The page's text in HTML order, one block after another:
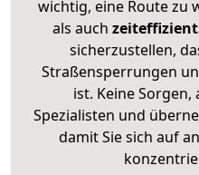
wichtig, eine Route zu
als auch zeiteffizient
sicherzustellen,
Straßensperrungen
ist. Keine
Spezialisten und
damit Sie sich auf